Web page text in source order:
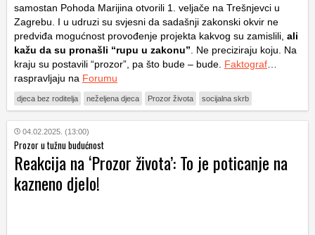
samostan Pohoda Marijina otvorili 1. veljače na Trešnjevci u
Zagrebu. I u udruzi su svjesni da sadašnji zakonski okvir ne
predviđa mogućnost provođenje projekta kakvog su zamislili, ali
kažu da su pronašli “rupu u zakonu” . Ne preciziraju koju. Na
kraju su postavili “prozor”, pa što bude – bude. Faktograf
raspravljaju na Forumu
djeca bez roditelja neželjena djeca Prozor života socijalna skrb
04.02.2025. (13:00)
Prozor u tužnu budućnost
Reakcija na ‘Prozor života’: To je poticanje na
kazneno djelo!